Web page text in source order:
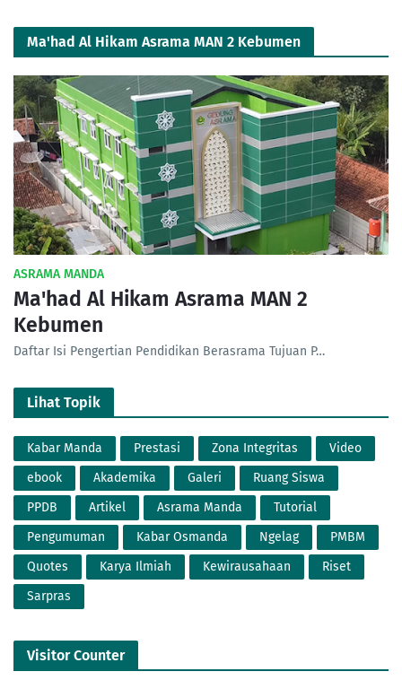
Ma'had Al Hikam Asrama MAN 2 Kebumen
ASRAMA MANDA
Ma'had Al Hikam Asrama MAN 2
Kebumen
Daftar Isi Pengertian Pendidikan Berasrama Tujuan P…
Lihat Topik
Kabar Manda Prestasi Zona Integritas
Video
ebook
Akademika Galeri
Ruang Siswa
PPDB
Artikel Asrama Manda
Tutorial
Pengumuman
Kabar Osmanda Ngelag
PMBM
Quotes
Karya Ilmiah Kewirausahaan
Riset
Sarpras
Visitor Counter